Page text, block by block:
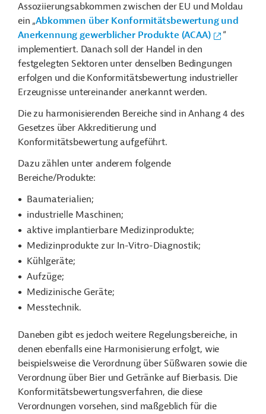
Assoziierungsabkommen zwischen der EU und Moldau
ein „Abkommen über Konformitätsbewertung und
Anerkennung gewerblicher Produkte (ACAA)
“
implementiert. Danach soll der Handel in den
festgelegten Sektoren unter denselben Bedingungen
erfolgen und die Konformitätsbewertung industrieller
Erzeugnisse untereinander anerkannt werden.
Die zu harmonisierenden Bereiche sind in Anhang 4 des
Gesetzes über Akkreditierung und
Konformitätsbewertung aufgeführt.
Dazu zählen unter anderem folgende
Bereiche/Produkte:
Baumaterialien;
industrielle Maschinen;
aktive implantierbare Medizinprodukte;
Medizinprodukte zur In-Vitro-Diagnostik;
Kühlgeräte;
Aufzüge;
Medizinische Geräte;
Messtechnik.
Daneben gibt es jedoch weitere Regelungsbereiche, in
denen ebenfalls eine Harmonisierung erfolgt, wie
beispielsweise die Verordnung über Süßwaren sowie die
Verordnung über Bier und Getränke auf Bierbasis. Die
Konformitätsbewertungsverfahren, die diese
Verordnungen vorsehen, sind maßgeblich für die